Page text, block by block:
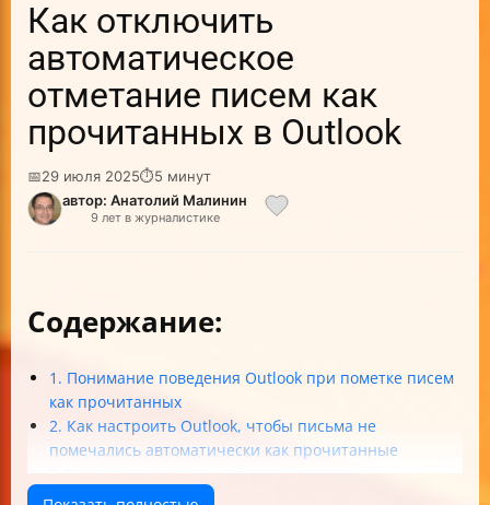
Как отключить
автоматическое
отметание писем как
прочитанных в Outlook
📅29 июля 2025⏱5 минут
автор: Анатолий Малинин
9 лет в журналистике
Содержание:
1. Понимание поведения Outlook при пометке писем
как прочитанных
2. Как настроить Outlook, чтобы письма не
помечались автоматически как прочитанные
3. Управление статусом прочитанных и
непрочитанных писем вручную и с помощью правил